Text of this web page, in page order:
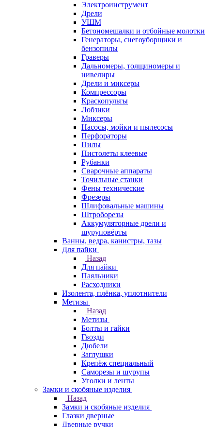
Электроинструмент
Дрели
УШМ
Бетономешалки и отбойные молотки
Генераторы, снегоуборщики и
бензопилы
Граверы
Дальномеры, толщиномеры и
нивелиры
Дрели и миксеры
Компрессоры
Краскопульты
Лобзики
Миксеры
Насосы, мойки и пылесосы
Перфораторы
Пилы
Пистолеты клеевые
Рубанки
Сварочные аппараты
Точильные станки
Фены технические
Фрезеры
Шлифовальные машины
Штроборезы
Аккумуляторные дрели и
шуруповёрты
Ванны, ведра, канистры, тазы
Для пайки
Назад
Для пайки
Паяльники
Расходники
Изолента, плёнка, уплотнители
Метизы
Назад
Метизы
Болты и гайки
Гвозди
Дюбели
Заглушки
Крепёж специальный
Саморезы и шурупы
Уголки и ленты
Замки и скобяные изделия
Назад
Замки и скобяные изделия
Глазки дверные
Дверные ручки